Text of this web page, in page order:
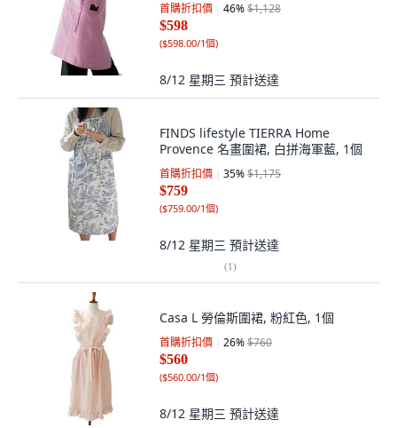
首購折扣價 46%$1,128
$598
($598.00/1個)
8/12 星期三 預計送達
FINDS lifestyle TIERRA Home
Provence 名畫圍裙, 白拼海軍藍, 1個
首購折扣價 35%$1,175
$759
($759.00/1個)
8/12 星期三 預計送達
(1)
Casa L 勞倫斯圍裙, 粉紅色, 1個
首購折扣價 26%$760
$560
($560.00/1個)
8/12 星期三 預計送達